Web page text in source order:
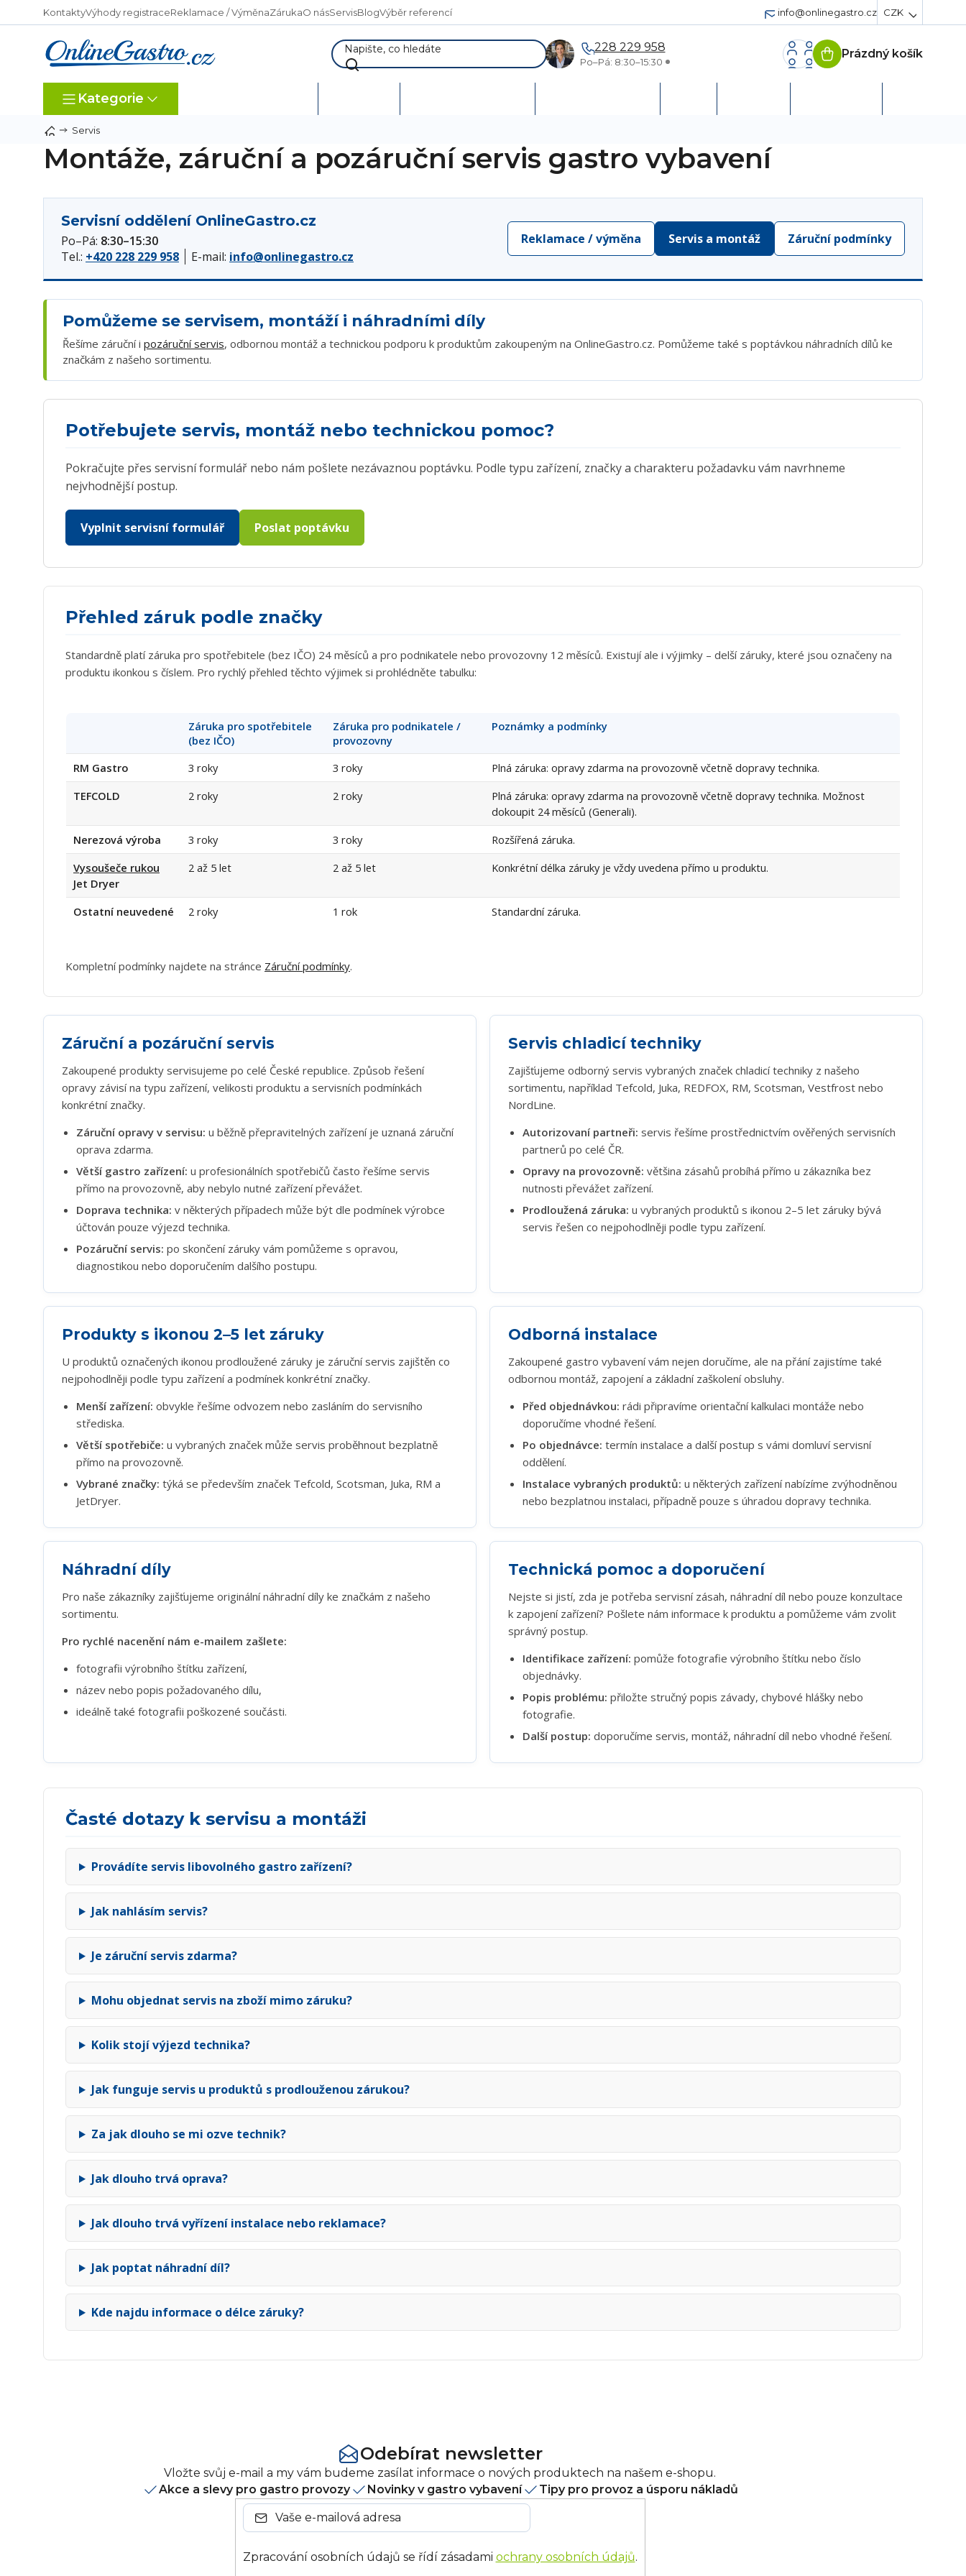
na
KontaktyVýhody registraceReklamace / VýměnaZárukaO násServisBlogVýběr referencí info@onlinegastro.cz CZK
228 229 958
Po–Pá: 8:30–15:30
Nákupní
Prázdný košík
Kategorie
Servis
Montáže, záruční a pozáruční servis gastro vybavení
Servisní oddělení OnlineGastro.cz
Po–Pá: 8:30–15:30
Tel.: +420 228 229 958 E-mail: info@onlinegastro.cz
Reklamace / výměna Servis a montáž Záruční podmínky
Pomůžeme se servisem, montáží i náhradními díly
Řešíme záruční i pozáruční servis, odbornou montáž a technickou podporu k produktům zakoupeným na OnlineGastro.cz. Pomůžeme také s poptávkou náhradních dílů ke
značkám z našeho sortimentu.
Potřebujete servis, montáž nebo technickou pomoc?
Pokračujte přes servisní formulář nebo nám pošlete nezávaznou poptávku. Podle typu zařízení, značky a charakteru požadavku vám navrhneme
nejvhodnější postup.
Vyplnit servisní formulář Poslat poptávku
Přehled záruk podle značky
Standardně platí záruka pro spotřebitele (bez IČO) 24 měsíců a pro podnikatele nebo provozovny 12 měsíců. Existují ale i výjimky – delší záruky, které jsou označeny na
produktu ikonkou s číslem. Pro rychlý přehled těchto výjimek si prohlédněte tabulku:
Záruka pro spotřebitele
(bez IČO)
Záruka pro podnikatele /
provozovny
Poznámky a podmínky
RM Gastro 3 roky 3 roky
Plná záruka: opravy zdarma na provozovně včetně dopravy technika.
TEFCOLD
2 roky 2 roky
Plná záruka: opravy zdarma na provozovně včetně dopravy technika. Možnost
dokoupit 24 měsíců (Generali).
Nerezová výroba
3 roky 3 roky
Rozšířená záruka.
Vysoušeče rukou
Jet Dryer
2 až 5 let 2 až 5 let Konkrétní délka záruky je vždy uvedena přímo u produktu.
Ostatní neuvedené 2 roky 1 rok Standardní záruka.
Kompletní podmínky najdete na stránce Záruční podmínky.
Záruční a pozáruční servis
Zakoupené produkty servisujeme po celé České republice. Způsob řešení
opravy závisí na typu zařízení, velikosti produktu a servisních podmínkách
konkrétní značky.
Záruční opravy v servisu: u běžně přepravitelných zařízení je uznaná záruční
oprava zdarma.
Větší gastro zařízení: u profesionálních spotřebičů často řešíme servis
přímo na provozovně, aby nebylo nutné zařízení převážet.
Doprava technika: v některých případech může být dle podmínek výrobce
účtován pouze výjezd technika.
Pozáruční servis: po skončení záruky vám pomůžeme s opravou,
diagnostikou nebo doporučením dalšího postupu.
Servis chladicí techniky
Zajišťujeme odborný servis vybraných značek chladicí techniky z našeho
sortimentu, například Tefcold, Juka, REDFOX, RM, Scotsman, Vestfrost nebo
NordLine.
Autorizovaní partneři: servis řešíme prostřednictvím ověřených servisních
partnerů po celé ČR.
Opravy na provozovně: většina zásahů probíhá přímo u zákazníka bez
nutnosti převážet zařízení.
Prodloužená záruka: u vybraných produktů s ikonou 2–5 let záruky bývá
servis řešen co nejpohodlněji podle typu zařízení.
Produkty s ikonou 2–5 let záruky
U produktů označených ikonou prodloužené záruky je záruční servis zajištěn co
nejpohodlněji podle typu zařízení a podmínek konkrétní značky.
Menší zařízení: obvykle řešíme odvozem nebo zasláním do servisního
střediska.
Větší spotřebiče: u vybraných značek může servis proběhnout bezplatně
přímo na provozovně.
Vybrané značky: týká se především značek Tefcold, Scotsman, Juka, RM a
JetDryer.
Odborná instalace
Zakoupené gastro vybavení vám nejen doručíme, ale na přání zajistíme také
odbornou montáž, zapojení a základní zaškolení obsluhy.
Před objednávkou: rádi připravíme orientační kalkulaci montáže nebo
doporučíme vhodné řešení.
Po objednávce: termín instalace a další postup s vámi domluví servisní
oddělení.
Instalace vybraných produktů: u některých zařízení nabízíme zvýhodněnou
nebo bezplatnou instalaci, případně pouze s úhradou dopravy technika.
Náhradní díly
Pro naše zákazníky zajišťujeme originální náhradní díly ke značkám z našeho
sortimentu.
Pro rychlé nacenění nám e-mailem zašlete:
fotografii výrobního štítku zařízení,
název nebo popis požadovaného dílu,
ideálně také fotografii poškozené součásti.
Technická pomoc a doporučení
Nejste si jistí, zda je potřeba servisní zásah, náhradní díl nebo pouze konzultace
k zapojení zařízení? Pošlete nám informace k produktu a pomůžeme vám zvolit
správný postup.
Identifikace zařízení: pomůže fotografie výrobního štítku nebo číslo
objednávky.
Popis problému: přiložte stručný popis závady, chybové hlášky nebo
fotografie.
Další postup: doporučíme servis, montáž, náhradní díl nebo vhodné řešení.
Časté dotazy k servisu a montáži
Provádíte servis libovolného gastro zařízení?
Jak nahlásím servis?
Je záruční servis zdarma?
Mohu objednat servis na zboží mimo záruku?
Kolik stojí výjezd technika?
Jak funguje servis u produktů s prodlouženou zárukou?
Za jak dlouho se mi ozve technik?
Jak dlouho trvá oprava?
Jak dlouho trvá vyřízení instalace nebo reklamace?
Jak poptat náhradní díl?
Kde najdu informace o délce záruky?
Odebírat newsletter
Vložte svůj e-mail a my vám budeme zasílat informace o nových produktech na našem e-shopu.
Akce a slevy pro gastro provozy
Novinky v gastro vybavení Tipy pro provoz a úsporu nákladů
Zpracování osobních údajů se řídí zásadami ochrany osobních údajů.